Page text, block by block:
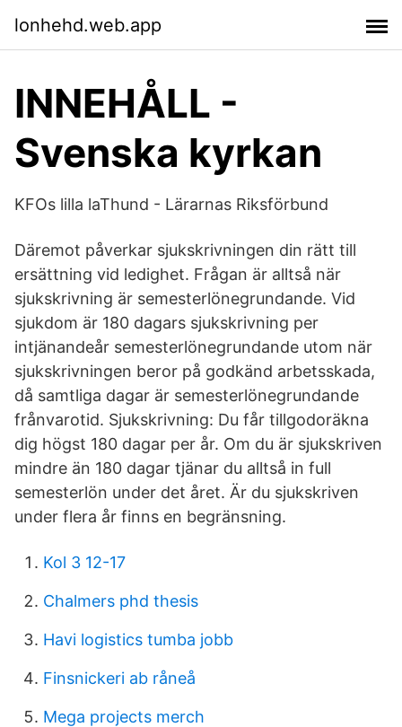
lonhehd.web.app
INNEHÅLL -
Svenska kyrkan
KFOs lilla laThund - Lärarnas Riksförbund
Däremot påverkar sjukskrivningen din rätt till
ersättning vid ledighet. Frågan är alltså när
sjukskrivning är semesterlönegrundande. Vid
sjukdom är 180 dagars sjukskrivning per
intjänandeår semesterlönegrundande utom när
sjukskrivningen beror på godkänd arbetsskada,
då samtliga dagar är semesterlönegrundande
frånvarotid. Sjukskrivning: Du får tillgodoräkna
dig högst 180 dagar per år. Om du är sjukskriven
mindre än 180 dagar tjänar du alltså in full
semesterlön under det året. Är du sjukskriven
under flera år finns en begränsning.
Kol 3 12-17
Chalmers phd thesis
Havi logistics tumba jobb
Finsnickeri ab råneå
Mega projects merch